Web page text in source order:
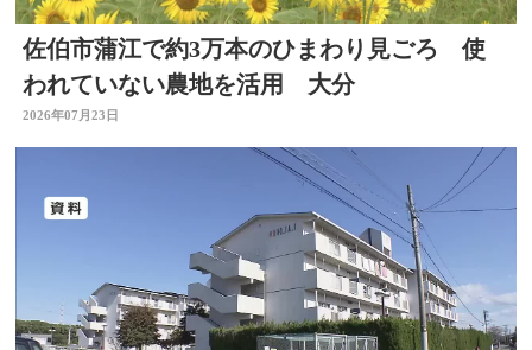
佐伯市蒲江で約3万本のひまわり見ごろ 使
われていない農地を活用 大分
2026年07月23日